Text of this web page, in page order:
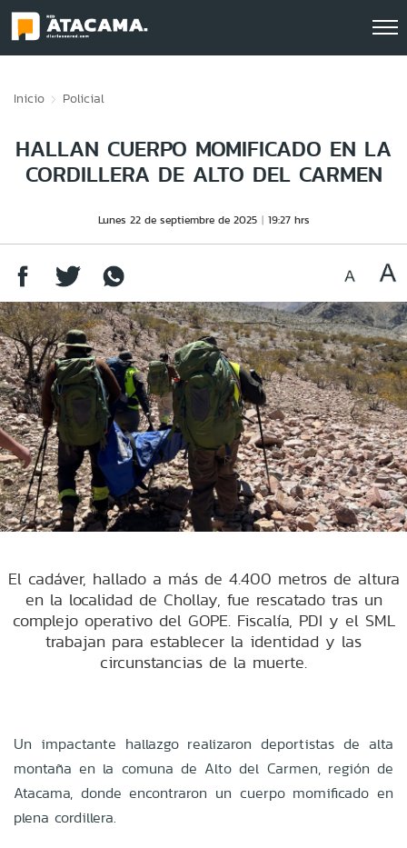
Inicio Policial
HALLAN CUERPO MOMIFICADO EN LA
CORDILLERA DE ALTO DEL CARMEN
Lunes 22 de septiembre de 2025 19:27 hrs
El cadáver, hallado a más de 4.400 metros de altura
en la localidad de Chollay, fue rescatado tras un
complejo operativo del GOPE. Fiscalía, PDI y el SML
trabajan para establecer la identidad y las
circunstancias de la muerte.
Un impactante hallazgo realizaron deportistas de alta
montaña en la comuna de Alto del Carmen, región de
Atacama, donde encontraron un cuerpo momificado en
plena cordillera.